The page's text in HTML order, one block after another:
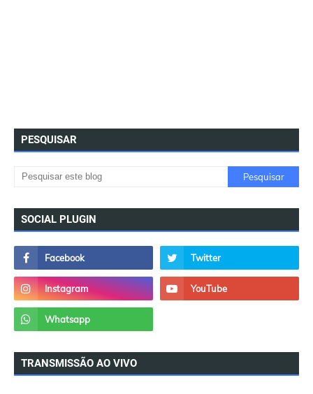
PESQUISAR
SOCIAL PLUGIN
TRANSMISSÃO AO VIVO